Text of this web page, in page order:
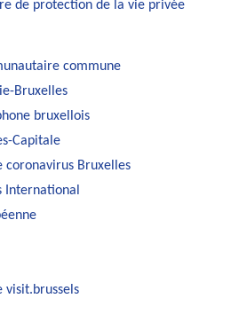
de protection de la vie privée
commune
Bruxelles
bruxellois
Capitale
coronavirus Bruxelles
International
visit.brussels